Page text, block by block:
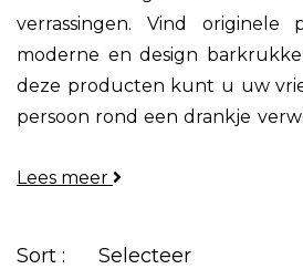
verrassingen. Vind
moderne en design
deze producten kunt u uw
persoon rond een drankje
manier te decoreren in een
Lees meer
Sort : Selecteer